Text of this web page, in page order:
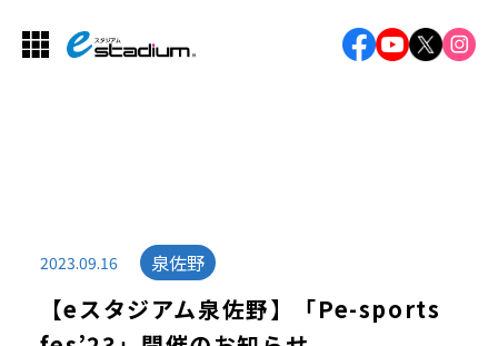
2023.09.16 泉佐野
【eスタジアム泉佐野】「Pe-sports